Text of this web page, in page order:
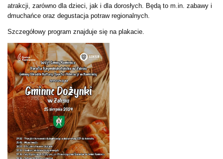
atrakcji, zarówno dla dzieci, jak i dla dorosłych. Będą to m.in. zabawy i
dmuchańce oraz degustacja potraw regionalnych.
Szczegółowy program znajduje się na plakacie.